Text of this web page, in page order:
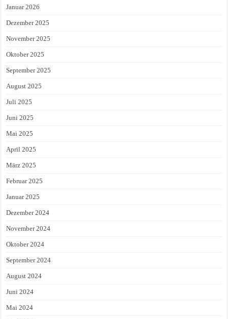
Januar 2026
Dezember 2025
November 2025
Oktober 2025
September 2025
August 2025
Juli 2025
Juni 2025
Mai 2025
April 2025
März 2025
Februar 2025
Januar 2025
Dezember 2024
November 2024
Oktober 2024
September 2024
August 2024
Juni 2024
Mai 2024